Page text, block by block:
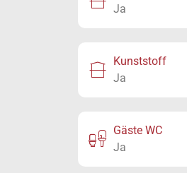
Ja
Kunststoff
Ja
Gäste WC
Ja